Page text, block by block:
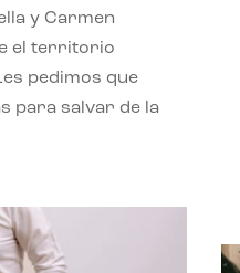
y Carmen
el territorio
pedimos que
para salvar de la